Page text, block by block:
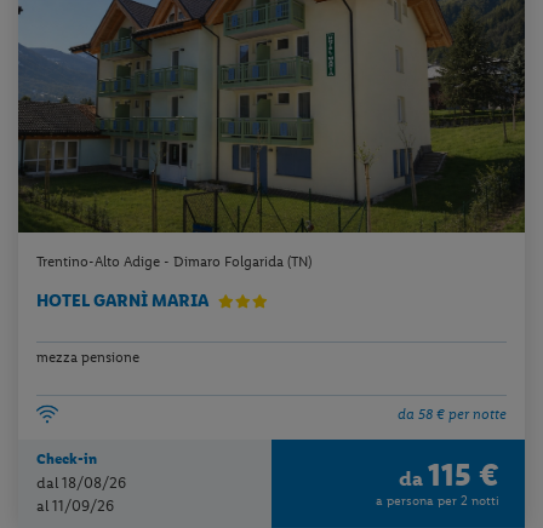
Trentino-Alto Adige - Dimaro Folgarida (TN)
HOTEL GARNÌ MARIA
mezza pensione
da 58 € per notte
Check-in
dal 18/08/26
al 11/09/26
da 115 €
a persona per 2 notti